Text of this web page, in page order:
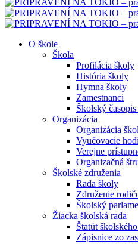
O škole
Škola
Profilácia školy
História školy
Hymna školy
Zamestnanci
Školský
Organizácia
Organizácia
Vyučovacie
Verejne
Organizačná
Školské združenia
Rada školy
Združenie
Školský
Žiacka školská rada
Štatút
Zápisnice zo